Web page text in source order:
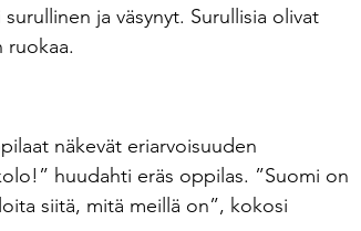
ja väsynyt. Surullisia olivat
ruokaa.
näkevät eriarvoisuuden
huudahti eräs oppilas. ”Suomi on
siitä, mitä meillä on”, kokosi